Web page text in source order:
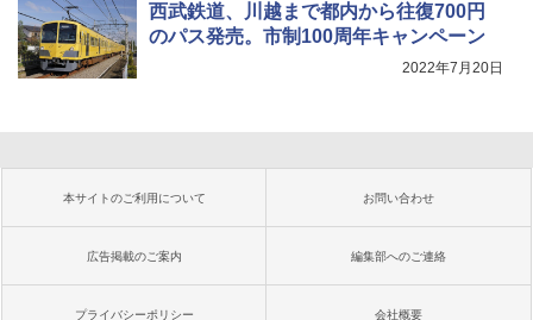
西武鉄道、川越まで都内から往復700円
のパス発売。市制100周年キャンペーン
2022年7月20日
本サイトのご利用について お問い合わせ
広告掲載のご案内 編集部へのご連絡
プライバシーポリシー 会社概要